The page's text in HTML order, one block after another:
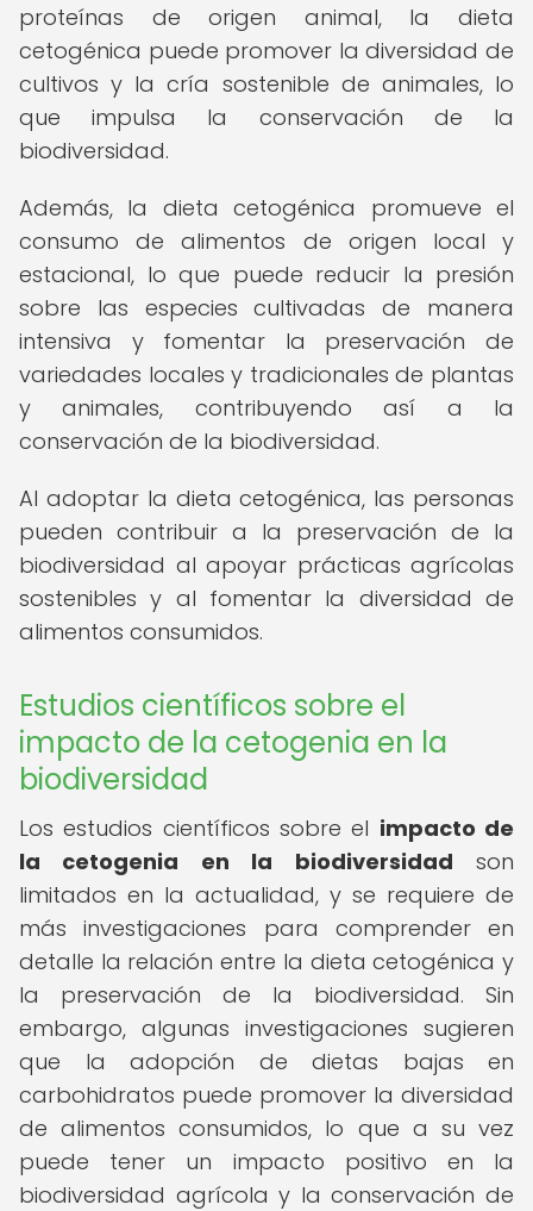
proteínas de origen animal, la dieta
cetogénica puede promover la diversidad de
cultivos y la cría sostenible de animales, lo
que impulsa la conservación de la
biodiversidad.
Además, la dieta cetogénica promueve el
consumo de alimentos de origen local y
estacional, lo que puede reducir la presión
sobre las especies cultivadas de manera
intensiva y fomentar la preservación de
variedades locales y tradicionales de plantas
y animales, contribuyendo así a la
conservación de la biodiversidad.
Al adoptar la dieta cetogénica, las personas
pueden contribuir a la preservación de la
biodiversidad al apoyar prácticas agrícolas
sostenibles y al fomentar la diversidad de
alimentos consumidos.
Estudios científicos sobre el
impacto de la cetogenia en la
biodiversidad
Los estudios científicos sobre el impacto de
la cetogenia en la biodiversidad son
limitados en la actualidad, y se requiere de
más investigaciones para comprender en
detalle la relación entre la dieta cetogénica y
la preservación de la biodiversidad. Sin
embargo, algunas investigaciones sugieren
que la adopción de dietas bajas en
carbohidratos puede promover la diversidad
de alimentos consumidos, lo que a su vez
puede tener un impacto positivo en la
biodiversidad agrícola y la conservación de